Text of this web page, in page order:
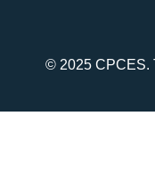
© 2025 CPCES.